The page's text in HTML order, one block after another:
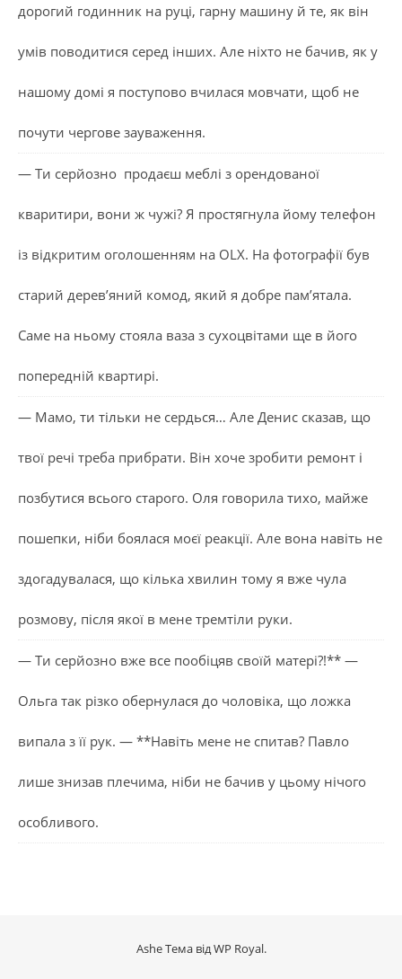
дорогий годинник на руці, гарну машину й те, як він
умів поводитися серед інших. Але ніхто не бачив, як у
нашому домі я поступово вчилася мовчати, щоб не
почути чергове зауваження.
— Ти серйозно продаєш меблі з орендованої
кваритири, вони ж чужі? Я простягнула йому телефон
із відкритим оголошенням на OLX. На фотографії був
старий дерев’яний комод, який я добре пам’ятала.
Саме на ньому стояла ваза з сухоцвітами ще в його
попередній квартирі.
— Мамо, ти тільки не сердься… Але Денис сказав, що
твої речі треба прибрати. Він хоче зробити ремонт і
позбутися всього старого. Оля говорила тихо, майже
пошепки, ніби боялася моєї реакції. Але вона навіть не
здогадувалася, що кілька хвилин тому я вже чула
розмову, після якої в мене тремтіли руки.
— Ти серйозно вже все пообіцяв своїй матері?!** —
Ольга так різко обернулася до чоловіка, що ложка
випала з її рук. — **Навіть мене не спитав? Павло
лише знизав плечима, ніби не бачив у цьому нічого
особливого.
Ashe Тема відWP Royal.